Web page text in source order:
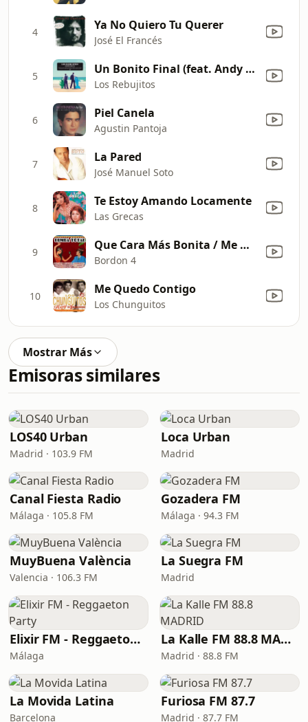
4 Ya No Quiero Tu Querer
José El Francés
5 Un Bonito Final (feat. Andy & Lucas)
Los Rebujitos
6 Piel Canela
Agustin Pantoja
7 La Pared
José Manuel Soto
8 Te Estoy Amando Locamente
Las Grecas
9 Que Cara Más Bonita / Me Muero por Ella / Palacio de Cristal / Colores / Corazón de Piedra
Bordon 4
10 Me Quedo Contigo
Los Chunguitos
Mostrar Más
Emisoras similares
LOS40 Urban
Madrid · 103.9 FM
Loca Urban
Madrid
Canal Fiesta Radio
Málaga · 105.8 FM
Gozadera FM
Málaga · 94.3 FM
MuyBuena València
Valencia · 106.3 FM
La Suegra FM
Madrid
Elixir FM - Reggaeton Party
Málaga
La Kalle FM 88.8 MADRID
Madrid · 88.8 FM
La Movida Latina
Barcelona
Furiosa FM 87.7
Madrid · 87.7 FM